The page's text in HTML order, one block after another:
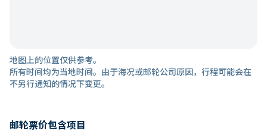
地图上的位置仅供参考。
所有时间均为当地时间。由于海况或邮轮公司原因，行程可能会在
不另行通知的情况下变更。
邮轮票价包含项目